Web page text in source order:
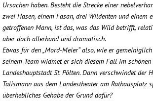
Ursachen haben. Besteht die Strecke einer
zwei Hasen, einem Fasan, drei Wildenten und einem
getroffenen Mann, ist das, was das Wild betrifft,
aber doch allerhand und dramatisch.
Etwas für den „Mord-Meier“ also, wie er
seinem Team widmet er sich diesem Fall im
Landeshauptstadt St. Pölten. Dann verschwindet der
Talismann aus dem Landestheater am Rathausplatz
überhebliches Gehabe der Grund dafür?